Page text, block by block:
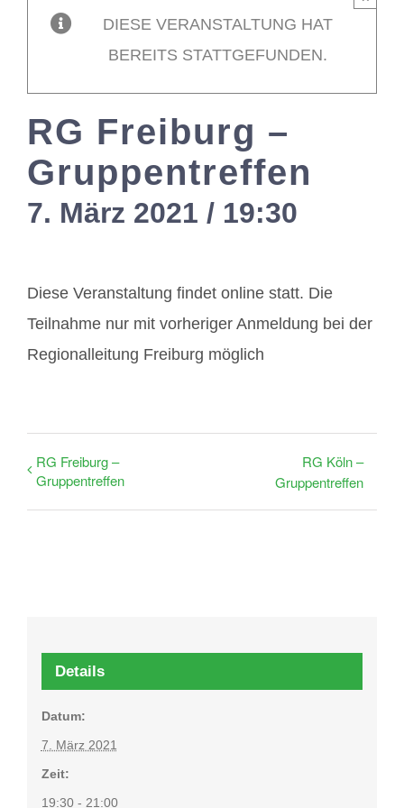
Mitglieder /
DIESE VERANSTALTUNG HAT
BEREITS STATTGEFUNDEN.
RG Freiburg –
Gruppentreffen
7. März 2021 / 19:30
Diese Veranstaltung findet online statt. Die
Teilnahme nur mit vorheriger Anmeldung bei der
Regionalleitung Freiburg möglich
RG Freiburg –
Gruppentreffen
RG Köln –
Gruppentreffen
Details
Datum:
7. März 2021
Zeit:
19:30 - 21:00